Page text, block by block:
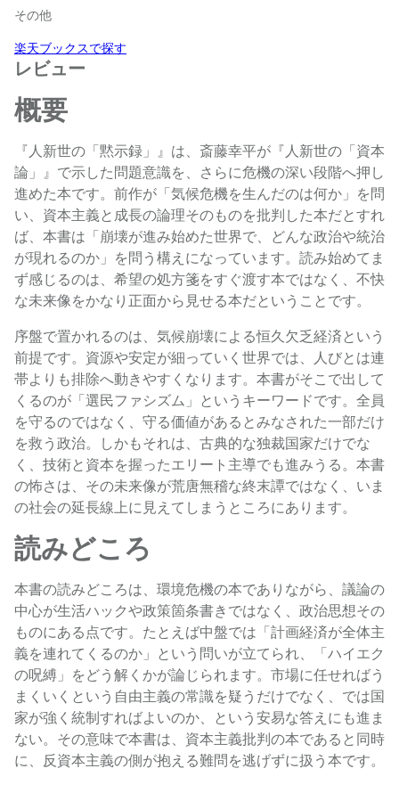
その他
楽天ブックスで探す
レビュー
概要
『人新世の「黙示録」』は、斎藤幸平が『人新世の「資本
論」』で示した問題意識を、さらに危機の深い段階へ押し
進めた本です。前作が「気候危機を生んだのは何か」を問
い、資本主義と成長の論理そのものを批判した本だとすれ
ば、本書は「崩壊が進み始めた世界で、どんな政治や統治
が現れるのか」を問う構えになっています。読み始めてま
ず感じるのは、希望の処方箋をすぐ渡す本ではなく、不快
な未来像をかなり正面から見せる本だということです。
序盤で置かれるのは、気候崩壊による恒久欠乏経済という
前提です。資源や安定が細っていく世界では、人びとは連
帯よりも排除へ動きやすくなります。本書がそこで出して
くるのが「選民ファシズム」というキーワードです。全員
を守るのではなく、守る価値があるとみなされた一部だけ
を救う政治。しかもそれは、古典的な独裁国家だけでな
く、技術と資本を握ったエリート主導でも進みうる。本書
の怖さは、その未来像が荒唐無稽な終末譚ではなく、いま
の社会の延長線上に見えてしまうところにあります。
読みどころ
本書の読みどころは、環境危機の本でありながら、議論の
中心が生活ハックや政策箇条書きではなく、政治思想その
ものにある点です。たとえば中盤では「計画経済が全体主
義を連れてくるのか」という問いが立てられ、「ハイエク
の呪縛」をどう解くかが論じられます。市場に任せればう
まくいくという自由主義の常識を疑うだけでなく、では国
家が強く統制すればよいのか、という安易な答えにも進ま
ない。その意味で本書は、資本主義批判の本であると同時
に、反資本主義の側が抱える難問を逃げずに扱う本です。